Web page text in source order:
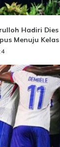
Hadiri
Menuju